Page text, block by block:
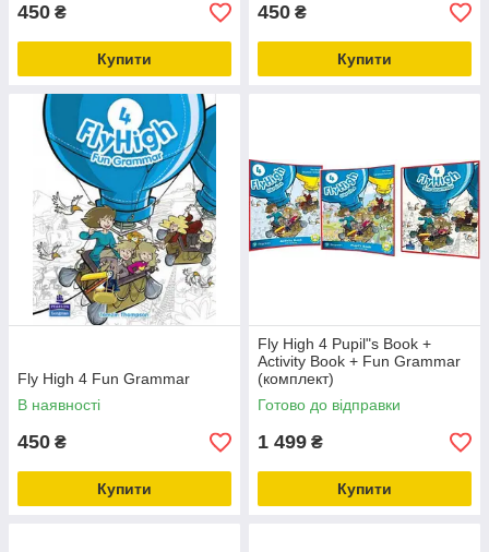
450 ₴
Купити
450 ₴
Купити
Fly High 4 Fun Grammar
В наявності
450 ₴
Купити
Fly High 4 Pupil"s Book +
Activity Book + Fun Grammar
(комплект)
Готово до відправки
1 499 ₴
Купити